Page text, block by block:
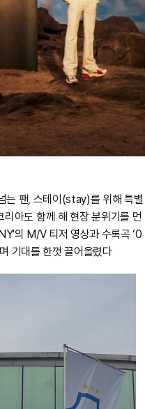
는 팬, 스테이(stay)를 위해 특별
아도 함께 해 현장 분위기를 먼
의 M/V 티저 영상과 수록곡 ‘0
기대를 한껏 끌어올렸다